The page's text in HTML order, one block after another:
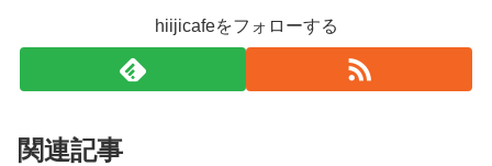
hiijicafeをフォローする
関連記事